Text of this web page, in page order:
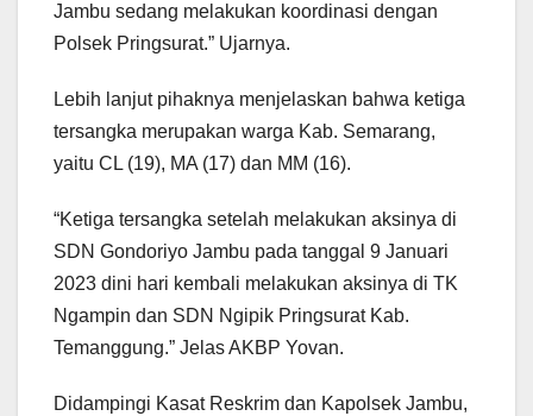
Jambu sedang melakukan koordinasi dengan
Polsek Pringsurat.” Ujarnya.
Lebih lanjut pihaknya menjelaskan bahwa ketiga
tersangka merupakan warga Kab. Semarang,
yaitu CL (19), MA (17) dan MM (16).
“Ketiga tersangka setelah melakukan aksinya di
SDN Gondoriyo Jambu pada tanggal 9 Januari
2023 dini hari kembali melakukan aksinya di TK
Ngampin dan SDN Ngipik Pringsurat Kab.
Temanggung.” Jelas AKBP Yovan.
Didampingi Kasat Reskrim dan Kapolsek Jambu,